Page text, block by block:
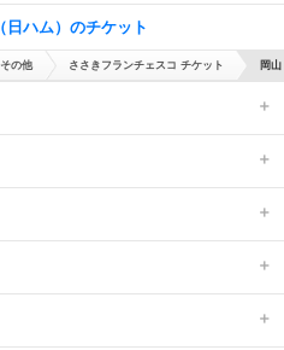
ハム）のチケット
の他 ささきフランチェスコ チケット 岡